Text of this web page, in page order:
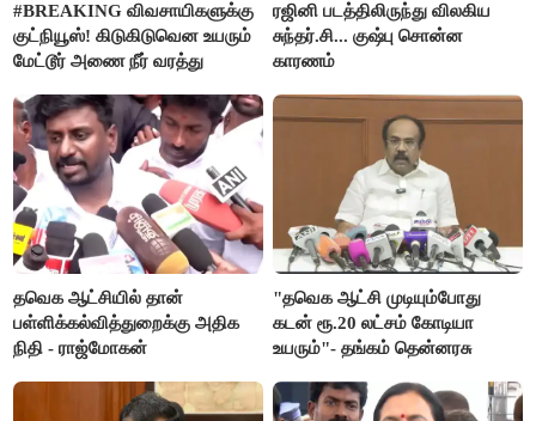
#BREAKING விவசாயிகளுக்கு
குட்நியூஸ்! கிடுகிடுவென உயரும்
மேட்டூர் அணை நீர் வரத்து
ரஜினி படத்திலிருந்து விலகிய
சுந்தர்.சி... குஷ்பு சொன்ன
காரணம்
தவெக ஆட்சியில் தான்
பள்ளிக்கல்வித்துறைக்கு அதிக
நிதி - ராஜ்மோகன்
"தவெக ஆட்சி முடியும்போது
கடன் ரூ.20 லட்சம் கோடியா
உயரும்"- தங்கம் தென்னரசு